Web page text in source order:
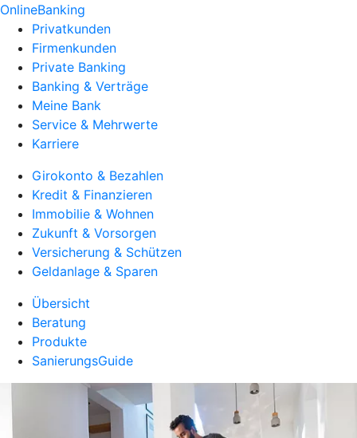
OnlineBanking
Privatkunden
Firmenkunden
Private Banking
Banking & Verträge
Meine Bank
Service & Mehrwerte
Karriere
Girokonto & Bezahlen
Kredit & Finanzieren
Immobilie & Wohnen
Zukunft & Vorsorgen
Versicherung & Schützen
Geldanlage & Sparen
Übersicht
Beratung
Produkte
SanierungsGuide